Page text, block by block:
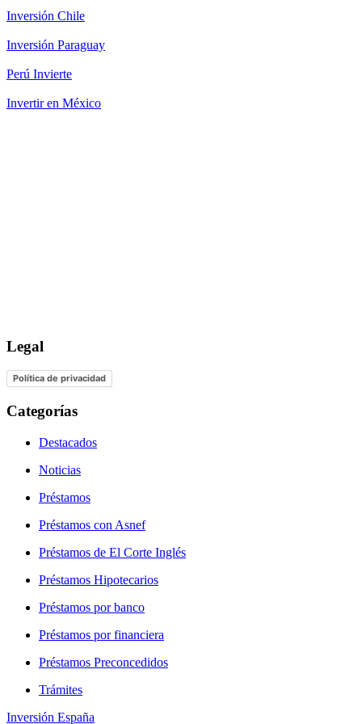
Inversión Chile
Inversión Paraguay
Perú Invierte
Invertir en México
Legal
Política de privacidad
Categorías
Destacados
Noticias
Préstamos
Préstamos con Asnef
Préstamos de El Corte Inglés
Préstamos Hipotecarios
Préstamos por banco
Préstamos por financiera
Préstamos Preconcedidos
Trámites
Inversión España